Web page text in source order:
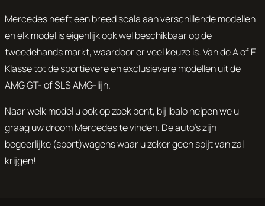
Mercedes heeft een breed scala aan verschillende modellen
en elk model is eigenlijk ook wel beschikbaar op de
tweedehands markt, waardoor er veel keuze is. Van de A of E
Klasse tot de sportievere en exclusievere modellen uit de
AMG GT- of SLS AMG-lijn.
Naar welk model u ook op zoek bent, bij Ibalo helpen we u
graag uw droom Mercedes te vinden. De auto’s zijn
begeerlijke (sport)wagens waar u zeker geen spijt van zal
krijgen!